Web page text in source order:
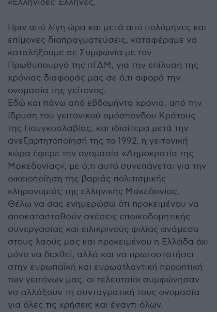
«Ελληνίδες Έλληνες,
Πριν από λίγη ώρα και μετά από πολύμηνες και
επίμονες διαπραγματεύσεις, καταφέραμε να
καταλήξουμε σε Συμφωνία με τον
Πρωθυπουργό της πΓΔΜ, για την επίλυση της
χρόνιας διαφοράς μας σε ό,τι αφορά την
ονομασία της γείτονος.
Εδώ και πάνω από εβδομήντα χρόνια, από την
ίδρυση του γειτονικού ομόσπονδου Κράτους
της Γιουγκοσλαβίας, και ιδιαίτερα μετά την
ανεξαρτητοποίησή της το 1992, η γειτονική
χώρα έφερε την ονομασία «Δημοκρατία της
Μακεδονίας», με ό,τι αυτό συνεπάγεται για την
οικειοποίηση της βαριάς πολιτισμικής
κληρονομιάς της ελληνικής Μακεδονίας.
Θέλω να σας ενημερώσω ότι προκειμένου να
αποκατασταθούν σχέσεις εποικοδομητικής
συνεργασίας και ειλικρινούς φιλίας ανάμεσα
στους λαούς μας και προκειμένου η Ελλάδα όχι
μόνο να δεχθεί, αλλά και να πρωτοστατήσει
στην ευρωπαϊκή και ευρωατλαντική προοπτική
των γειτόνων μας, οι τελευταίοι συμφώνησαν
να αλλάξουν τη συνταγματική τους ονομασία
για όλες τις χρήσεις και έναντι όλων.